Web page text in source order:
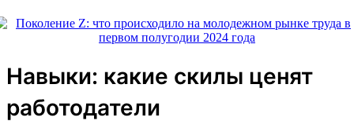
Навыки: какие скилы ценят
работодатели